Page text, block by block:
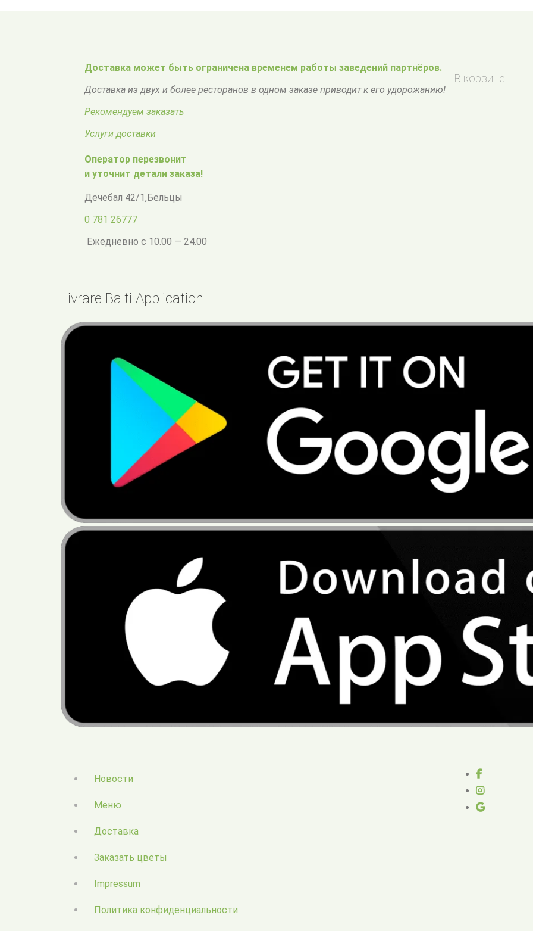
Доставка может быть ограничена временем работы заведений партнёров.
Доставка из двух и более ресторанов в одном заказе приводит к его удорожанию!
Рекомендуем заказать
Услуги доставки
Оператор перезвонит
и уточнит детали заказа!
Дечебал 42/1,Бельцы
0 781 26777
Ежедневно с 10.00 — 24.00
В корзине
Livrare Balti Application
Новости
Меню
Доставка
Заказать цветы
Impressum
Политика конфиденциальности